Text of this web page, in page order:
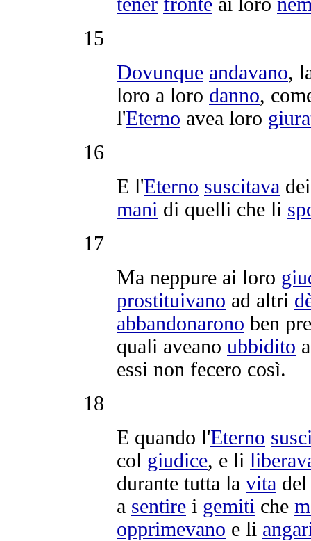
15
Dovunque andavano,
loro a loro danno,
l'Eterno avea loro
16
E l'Eterno suscitava
mani di quelli che li
17
Ma neppure ai loro
prostituivano ad altri
abbandonarono ben
quali aveano ubbidito
essi non fecero così.
18
E quando l'Eterno
col giudice, e li
durante tutta la vita
a sentire i gemiti che
opprimevano e li